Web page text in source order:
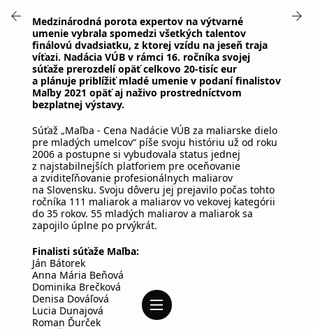
Medzinárodná porota expertov na výtvarné
umenie vybrala spomedzi všetkých talentov
finálovú dvadsiatku, z ktorej vzídu na jeseň traja
víťazi. Nadácia VÚB v rámci 16. ročníka svojej
súťaže prerozdelí opäť celkovo 20-tisíc eur
a plánuje priblížiť mladé umenie v podaní finalistov
Maľby 2021 opäť aj naživo prostredníctvom
bezplatnej výstavy.
Súťaž „Maľba - Cena Nadácie VÚB za maliarske dielo
pre mladých umelcov“ píše svoju históriu už od roku
2006 a postupne si vybudovala status jednej
z najstabilnejších platforiem pre oceňovanie
a zviditeľňovanie profesionálnych maliarov
na Slovensku. Svoju dôveru jej prejavilo počas tohto
ročníka 111 maliarok a maliarov vo vekovej kategórii
do 35 rokov. 55 mladých maliarov a maliarok sa
zapojilo úplne po prvýkrát.
Finalisti súťaže Maľba:
Ján Bátorek
Anna Mária Beňová
Dominika Brečková
Denisa Dováľová
Lucia Dunajová
Roman Ďurček